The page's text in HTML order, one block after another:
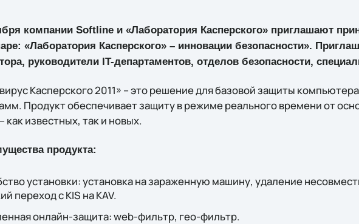
компании Softline и «Лаборатория Касперского» приглашают
«Лаборатория Касперского» – инновации безопасности».
руководители IT-департаментов, отделов безопасности,
Касперского 2011» – это решение для базовой защиты
Продукт обеспечивает защиту в режиме реального времени от
как известных, так и новых.
продукта:
установки: установка на зараженную машину, удаление
переход с KIS на KAV.
онлайн-защита: web-фильтр, гео-фильтр.